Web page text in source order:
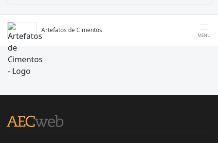
Artefatos de Cimentos
MENU